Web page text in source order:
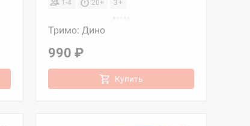
1-4 20+ 3+
Тримо: Дино
990 ₽
Купить